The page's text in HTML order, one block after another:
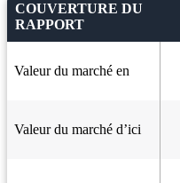
COUVERTURE DU
RAPPORT
Valeur du marché en
Valeur du marché d’ici